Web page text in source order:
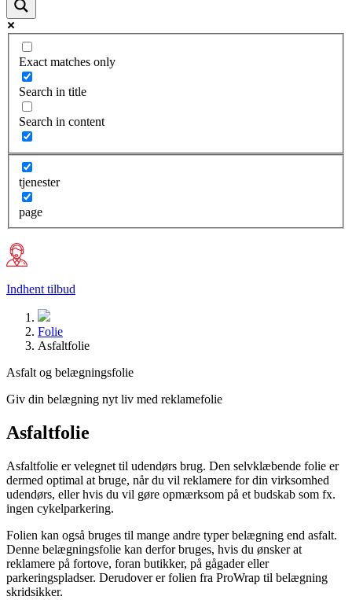
Exact matches only
Search in title
Search in content
tjenester
page
Indhent tilbud
Folie
Asfaltfolie
Asfalt og belægningsfolie
Giv din belægning nyt liv med reklamefolie
Asfaltfolie
Asfaltfolie er velegnet til udendørs brug. Den selvklæbende folie er
dermed optimal at bruge, når du vil reklamere for din virksomhed
udendørs, eller hvis du vil gøre opmærksom på et budskab som fx.
ingen cykelparkering.
Folien kan også bruges til mange andre typer belægning end asfalt.
Denne belægningsfolie kan derfor bruges, hvis du ønsker at
reklamere på fortove, foran butikker, på gågader eller
parkeringspladser. Derudover er folien fra ProWrap til belægning
skridsikker.